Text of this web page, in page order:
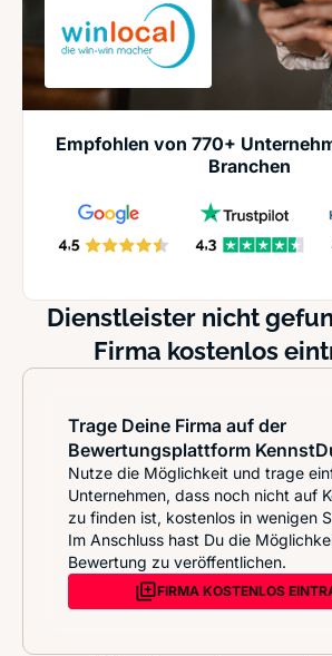
Empfohlen von 770+
Branchen
Dienstleister nicht
Firma kostenlos
Trage Deine Firma auf der
Bewertungsplattform
Nutze die Möglichkeit und trage
Unternehmen, dass noch nicht auf
zu finden ist, kostenlos in wenigen
Im Anschluss hast Du die
Bewertung zu veröffentlichen.
FIRMA KOSTENLOS